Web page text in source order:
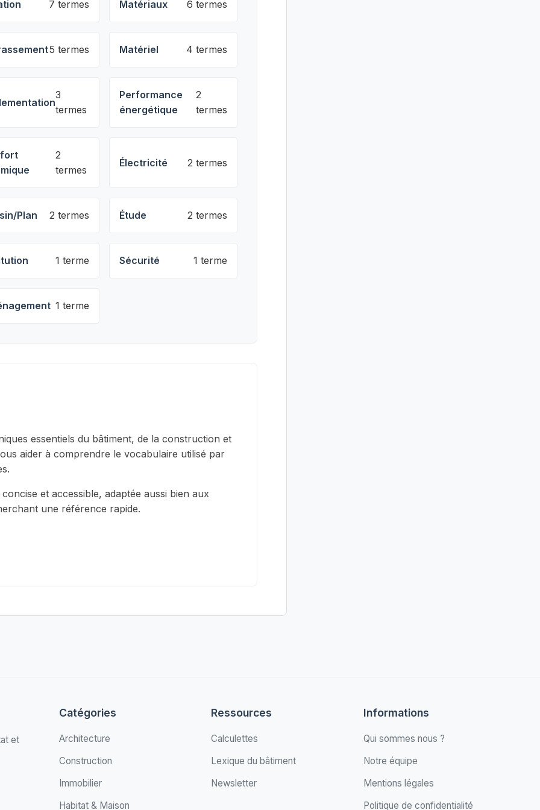
7 termes Matériaux 6 termes
5 termes Matériel 4 termes
3
termes
Performance
énergétique
2
termes
2
termes
Électricité 2 termes
Plan 2 termes Étude 2 termes
1 terme Sécurité 1 terme
1 terme
essentiels du bâtiment, de la construction et
aider à comprendre le vocabulaire utilisé par
et accessible, adaptée aussi bien aux
une référence rapide.
et
Catégories
Architecture
Construction
Immobilier
Habitat & Maison
Ressources
Calculettes
Lexique du bâtiment
Newsletter
Informations
Qui sommes nous ?
Notre équipe
Mentions légales
Politique de confidentialité